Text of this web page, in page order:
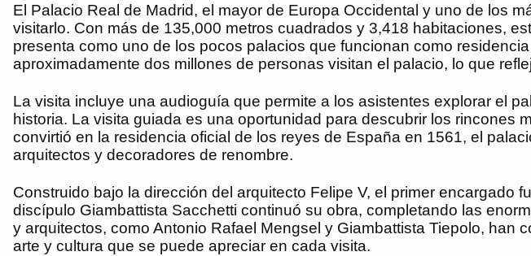
El Palacio Real de Madrid, el mayor de Europa Occidental y uno de los
visitarlo. Con más de 135,000 metros cuadrados y 3,418 habitaciones,
presenta como uno de los pocos palacios que funcionan como
aproximadamente dos millones de personas visitan el palacio, lo que
La visita incluye una audioguía que permite a los asistentes explorar el
historia. La visita guiada es una oportunidad para descubrir los rincones
convirtió en la residencia oficial de los reyes de España en 1561, el
arquitectos y decoradores de renombre.
Construido bajo la dirección del arquitecto Felipe V, el primer encargado
discípulo Giambattista Sacchetti continuó su obra, completando las
y arquitectos, como Antonio Rafael Mengsel y Giambattista Tiepolo,
arte y cultura que se puede apreciar en cada visita.